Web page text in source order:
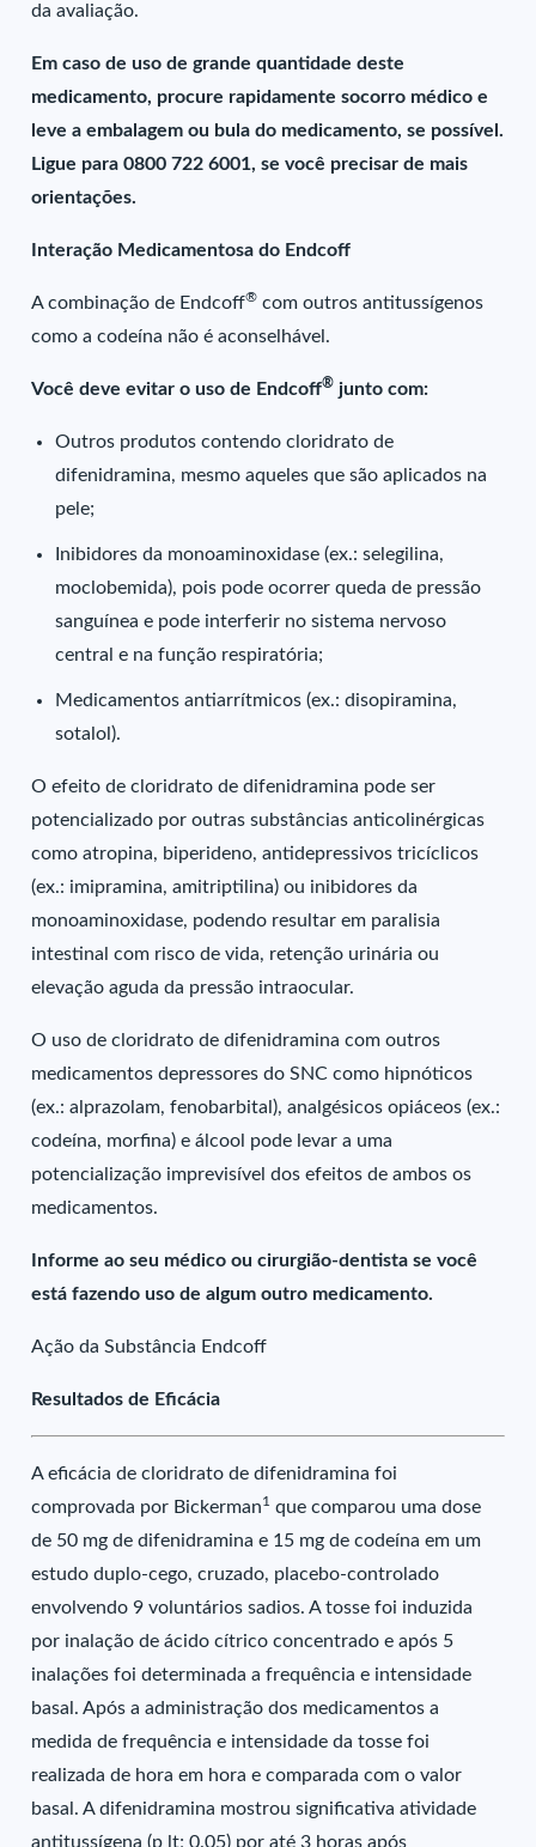
da avaliação.
Em caso de uso de grande quantidade deste
medicamento, procure rapidamente socorro médico e
leve a embalagem ou bula do medicamento, se possível.
Ligue para 0800 722 6001, se você precisar de mais
orientações.
Interação Medicamentosa do Endcoff
A combinação de Endcoff® com outros antitussígenos
como a codeína não é aconselhável.
Você deve evitar o uso de Endcoff® junto com:
Outros produtos contendo cloridrato de
difenidramina, mesmo aqueles que são aplicados na
pele;
Inibidores da monoaminoxidase (ex.: selegilina,
moclobemida), pois pode ocorrer queda de pressão
sanguínea e pode interferir no sistema nervoso
central e na função respiratória;
Medicamentos antiarrítmicos (ex.: disopiramina,
sotalol).
O efeito de cloridrato de difenidramina pode ser
potencializado por outras substâncias anticolinérgicas
como atropina, biperideno, antidepressivos tricíclicos
(ex.: imipramina, amitriptilina) ou inibidores da
monoaminoxidase, podendo resultar em paralisia
intestinal com risco de vida, retenção urinária ou
elevação aguda da pressão intraocular.
O uso de cloridrato de difenidramina com outros
medicamentos depressores do SNC como hipnóticos
(ex.: alprazolam, fenobarbital), analgésicos opiáceos (ex.:
codeína, morfina) e álcool pode levar a uma
potencialização imprevisível dos efeitos de ambos os
medicamentos.
Informe ao seu médico ou cirurgião-dentista se você
está fazendo uso de algum outro medicamento.
Ação da Substância Endcoff
Resultados de Eficácia
A eficácia de cloridrato de difenidramina foi
comprovada por Bickerman1 que comparou uma dose
de 50 mg de difenidramina e 15 mg de codeína em um
estudo duplo-cego, cruzado, placebo-controlado
envolvendo 9 voluntários sadios. A tosse foi induzida
por inalação de ácido cítrico concentrado e após 5
inalações foi determinada a frequência e intensidade
basal. Após a administração dos medicamentos a
medida de frequência e intensidade da tosse foi
realizada de hora em hora e comparada com o valor
basal. A difenidramina mostrou significativa atividade
antitussígena (p lt; 0.05) por até 3 horas após